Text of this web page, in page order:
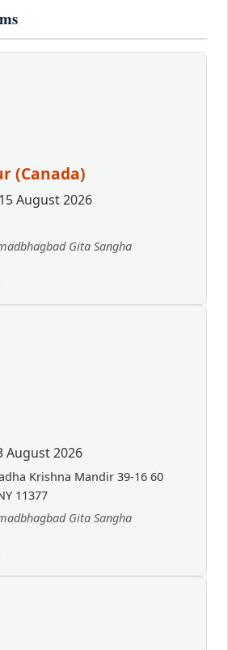
(Canada)
August 2026
Gita Sangha
August 2026
Krishna Mandir 39-16 60
11377
Gita Sangha